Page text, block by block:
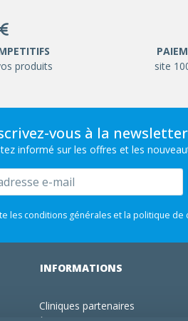
produits
site
vous à la newsletter
informé sur les offres et les
les conditions générales et la politique de
INFORMATIONS
Cliniques partenaires